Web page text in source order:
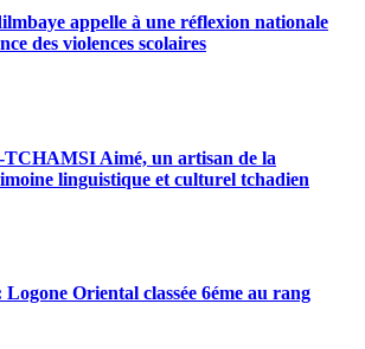
appelle à une réflexion nationale
des violences scolaires
Aimé, un artisan de la
linguistique et culturel tchadien
Oriental classée 6éme au rang